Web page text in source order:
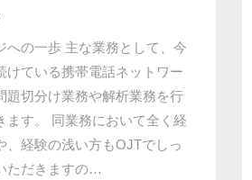
への一歩 主な業務として、今
けている携帯電話ネットワー
題切分け業務や解析業務を行
ます。 同業務において全く経
、経験の浅い方もOJTでしっ
ただきますの…